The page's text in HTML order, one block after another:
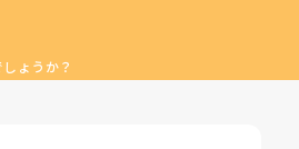
ょうか？